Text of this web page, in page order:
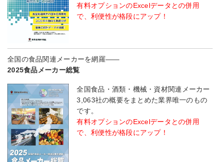
有料オプションのExcelデータとの併用
で、利便性が格段にアップ！
全国の食品関連メーカーを網羅――
2025食品メーカー総覧
全国食品・酒類・機械・資材関連メーカー
3,063社の概要をまとめた業界唯一のもの
です。
有料オプションのExcelデータとの併用
で、利便性が格段にアップ！